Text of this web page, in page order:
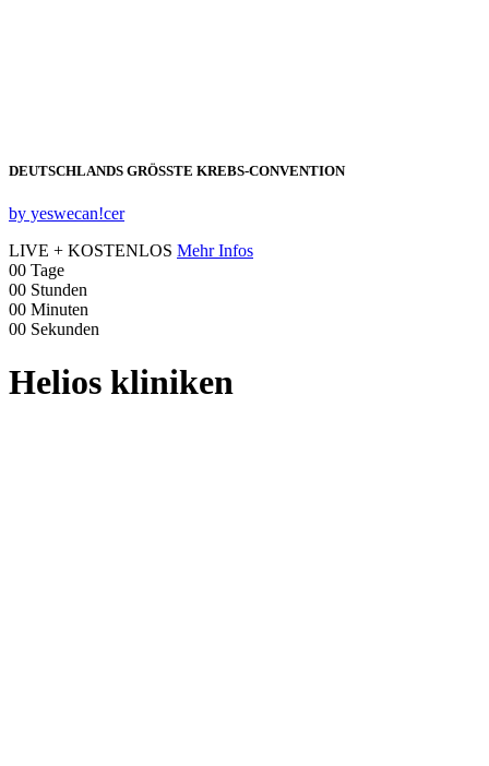
DEUTSCHLANDS GRÖSSTE KREBS‑CONVENTION
by yeswecan!cer
LIVE + KOSTENLOS Mehr Infos
00 Tage
00 Stunden
00 Minuten
00 Sekunden
Helios kliniken